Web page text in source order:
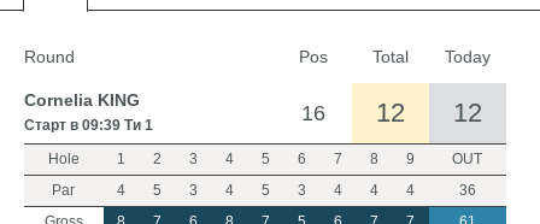
Round Pos Total Today
Cornelia KING
Старт в 09:39 Ти 1 16 12 12
Hole 1 2 3 4 5 6 7 8 9
OUT
Par
4 5 3 4 5 3 4 4 4
36